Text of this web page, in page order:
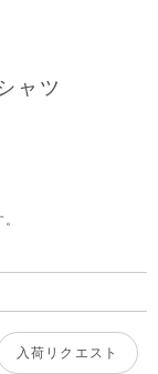
ャツ
入荷リクエスト